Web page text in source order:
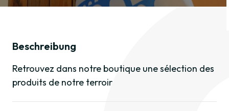
Beschreibung
Retrouvez dans notre boutique une sélection des
produits de notre terroir